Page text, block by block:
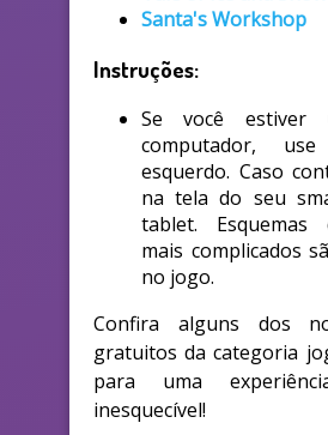
Santa's Workshop
Instruções:
Se você estiver
computador,
esquerdo. Caso
na tela do seu
tablet. Esquemas
mais complicados
no jogo.
Confira alguns dos
gratuitos da categoria
para uma
inesquecível!